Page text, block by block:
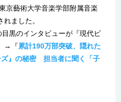
京藝術大学音楽学部附属音楽
ました。
黒のインタビューが『現代ビ
→『累計190万部突破、隠れた
』の秘密 担当者に聞く「子